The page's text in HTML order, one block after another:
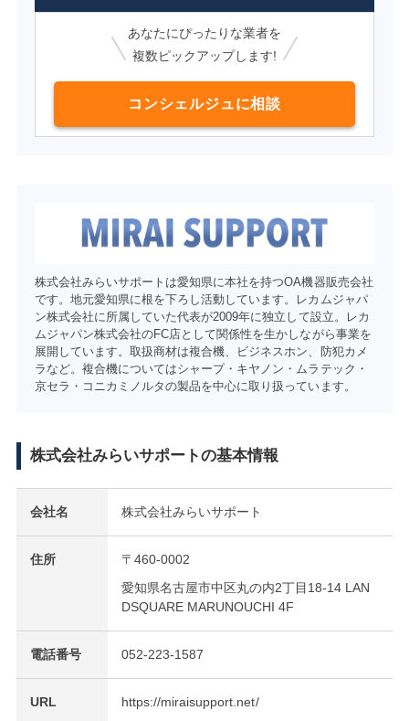
あなたにぴったりな業者を
複数ピックアップします!
コンシェルジュに相談
株式会社みらいサポートは愛知県に本社を持つOA機器販売会社
です。地元愛知県に根を下ろし活動しています。レカムジャパ
ン株式会社に所属していた代表が2009年に独立して設立。レカ
ムジャパン株式会社のFC店として関係性を生かしながら事業を
展開しています。取扱商材は複合機、ビジネスホン、防犯カメ
ラなど。複合機についてはシャープ・キヤノン・ムラテック・
京セラ・コニカミノルタの製品を中心に取り扱っています。
株式会社みらいサポートの基本情報
会社名 株式会社みらいサポート
住所
〒460-0002
愛知県名古屋市中区丸の内2丁目18-14 LAN
DSQUARE MARUNOUCHI 4F
電話番号 052-223-1587
URL https://miraisupport.net/